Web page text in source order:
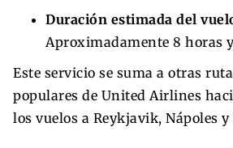
Duración estimada del
Aproximadamente 8 horas
Este servicio se suma a otras
populares de United Airlines
los vuelos a Reykjavik, Nápoles y